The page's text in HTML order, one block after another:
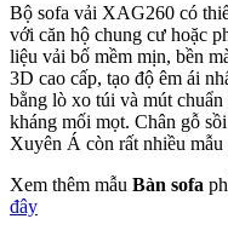
Bộ sofa vải XAG260 có
với căn hộ chung cư hoặc
liệu vải bố mềm mịn, bền
3D cao cấp, tạo độ êm ái
bằng lò xo túi và mút
kháng mối mọt. Chân gỗ
Xuyên Á còn rất nhiều mẫu
Xem thêm mẫu Bàn sofa
đây